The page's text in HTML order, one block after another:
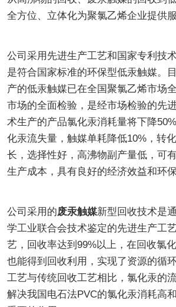
全方位、立体化为聚氯乙烯企业提供服
公司采用先进生产工艺和国家专利技
是符合国家标准的环保型低汞触媒。
产的低汞触媒已在全国聚氯乙烯市场
市场的全面检验，是经市场检验的先
术生产的产品氯化汞消耗量将下降
化汞流失量，触媒单耗降低10%，转
长，选择性好，高沸物副产量低，可
生产成本，具有良好的经济效益和环保
公司采用的废汞触媒新型回收技术是
学工业联合会技术鉴定的先进生产工
艺，回收率达到99%以上，在回收氯
也能得到回收利用，实现了资源的循
工艺与传统回收工艺相比，氯化汞的
解决我国电石法PVC的氯化汞消耗高